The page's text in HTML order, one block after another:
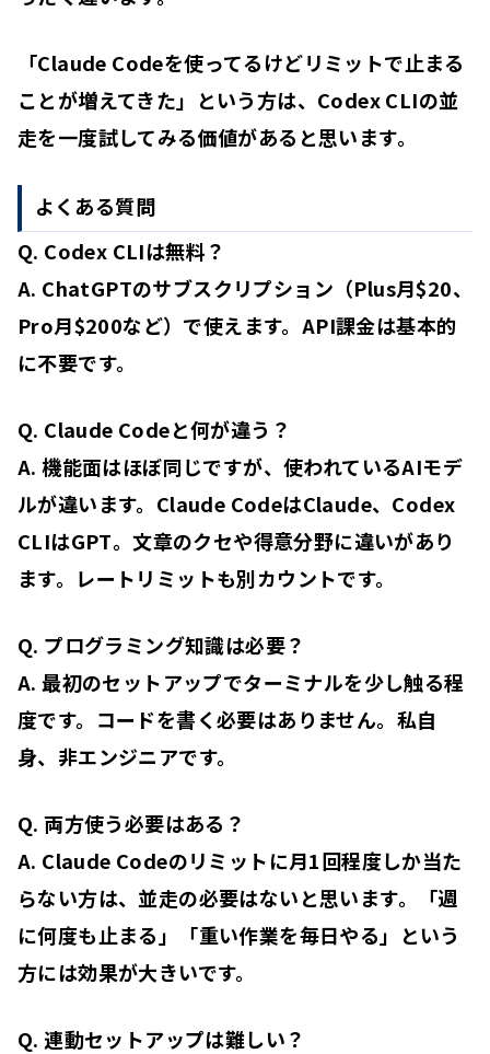
「Claude Codeを使ってるけどリミットで止まる
ことが増えてきた」という方は、Codex CLIの並
走を一度試してみる価値があると思います。
よくある質問
Q. Codex CLIは無料？
A. ChatGPTのサブスクリプション（Plus月$20、
Pro月$200など）で使えます。API課金は基本的
に不要です。
Q. Claude Codeと何が違う？
A. 機能面はほぼ同じですが、使われているAIモデ
ルが違います。Claude CodeはClaude、Codex
CLIはGPT。文章のクセや得意分野に違いがあり
ます。レートリミットも別カウントです。
Q. プログラミング知識は必要？
A. 最初のセットアップでターミナルを少し触る程
度です。コードを書く必要はありません。私自
身、非エンジニアです。
Q. 両方使う必要はある？
A. Claude Codeのリミットに月1回程度しか当た
らない方は、並走の必要はないと思います。「週
に何度も止まる」「重い作業を毎日やる」という
方には効果が大きいです。
Q. 連動セットアップは難しい？